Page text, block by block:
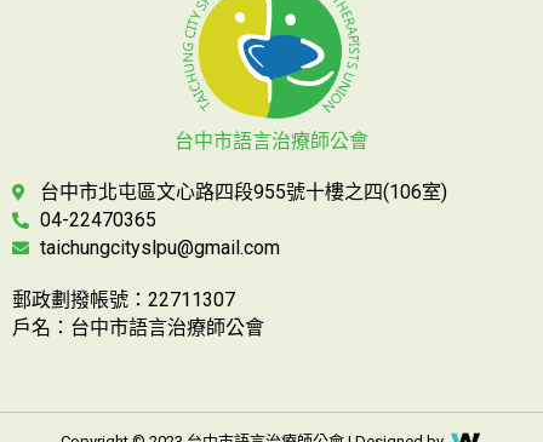
台中市語言治療師公會
台中市北屯區文心路四段955號十樓之四(106室)
04-22470365
taichungcityslpu@gmail.com
郵政劃撥帳號：22711307
戶名：台中市語言治療師公會